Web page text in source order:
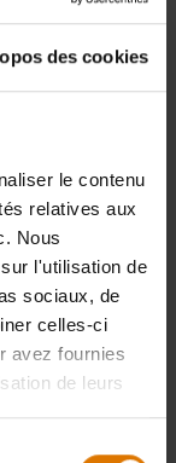
des cookies
le contenu
relatives aux
Nous
l'utilisation de
sociaux, de
celles-ci
avez fournies
de leurs
Gourmet BBQ
4.8
(302)